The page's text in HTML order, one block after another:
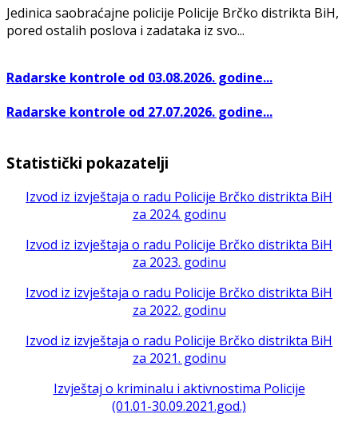
Jedinica saobraćajne policije Policije Brčko distrikta BiH,
pored ostalih poslova i zadataka iz svo...
Radarske kontrole od 03.08.2026. godine...
Radarske kontrole od 27.07.2026. godine...
Statistički pokazatelji
Izvod iz izvještaja o radu Policije Brčko distrikta BiH
za 2024. godinu
Izvod iz izvještaja o radu Policije Brčko distrikta BiH
za 2023. godinu
Izvod iz izvještaja o radu Policije Brčko distrikta BiH
za 2022. godinu
Izvod iz izvještaja o radu Policije Brčko distrikta BiH
za 2021. godinu
Izvještaj o kriminalu i aktivnostima Policije
(01.01-30.09.2021.god.)